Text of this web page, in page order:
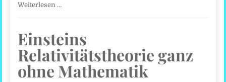
Weiterlesen …
Einsteins
Relativitätstheorie ganz
ohne Mathematik